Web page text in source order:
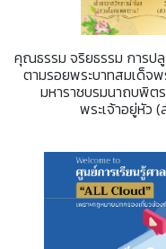
คุณธรรม จริยธรรม การป
ตามรอยพระบาทสมเด็จ
มหาราชบรมนาถบพิต
พระเจ้าอยู่หัว